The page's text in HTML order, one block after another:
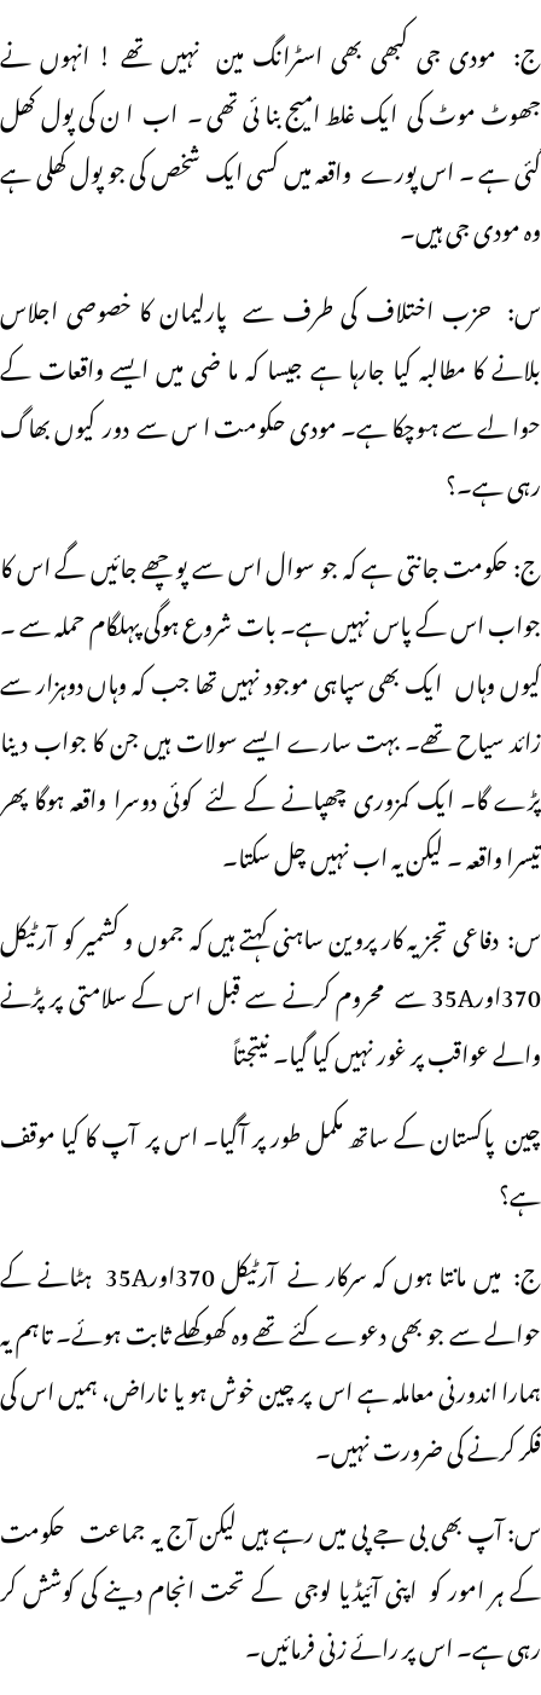
ج: مودی جی کبھی بھی اسٹرانگ مین نہیں تھے ! انہوں نے
جھوٹ موٹ کی ایک غلط امیج بنا ئی تھی ۔ اب ا ن کی پول کھل
گئی ہے ۔ اس پورے واقعہ میں کسی ایک شخص کی جو پول کھلی ہے
وہ مودی جی ہیں۔
س: حزب اختلاف کی طرف سے پارلیمان کا خصوصی اجلاس
بلانے کا مطالبہ کیا جارہا ہے جیسا کہ ما ضی میں ایسے واقعات کے
حوالے سے ہوچکا ہے۔مودی حکومت اس سے دور کیوں بھاگ
رہی ہے۔؟
ج: حکومت جانتی ہے کہ جو سوال اس سے پوچھے جائیں گے اس کا
جواب اس کے پاس نہیں ہے۔ بات شروع ہوگی پہلگام حملہ سے ۔
کیوں وہاں ایک بھی سپاہی موجود نہیں تھا جب کہ وہاں دوہزار سے
زائد سیاح تھے۔ بہت سارے ایسے سولات ہیں جن کا جواب دینا
پڑے گا۔ ایک کمزوری چھپانے کے لئے کوئی دوسرا واقعہ ہوگا پھر
تیسرا واقعہ ۔ لیکن یہ اب نہیں چل سکتا۔
س: دفاعی تجزیہ کار پروین ساہنی کہتے ہیں کہ جموں و کشمیر کو آرٹیکل
370اور35A سے محروم کرنے سے قبل اس کے سلامتی پر پڑنے
والے عواقب پر غور نہیں کیا گیا۔ نیتجتاً
چین پاکستان کے ساتھ مکمل طور پر آگیا۔ اس پر آپ کا کیا موقف
ہے؟
ج: میں مانتا ہوں کہ سرکار نے آرٹیکل 370اور35A ہٹانے کے
حوالے سے جو بھی دعوے کئے تھے وہ کھوکھلے ثابت ہوئے۔ تاہم یہ
ہمارا اندورنی معاملہ ہے اس پر چین خوش ہو یا ناراض، ہمیں اس کی
فکر کرنے کی ضرورت نہیں۔
س: آپ بھی بی جے پی میں رہے ہیں لیکن آج یہ جماعت حکومت
کے ہر امور کو اپنی آئیڈیا لوجی کے تحت انجام دینے کی کوشش کر
رہی ہے۔ اس پر رائے زنی فرمائیں۔